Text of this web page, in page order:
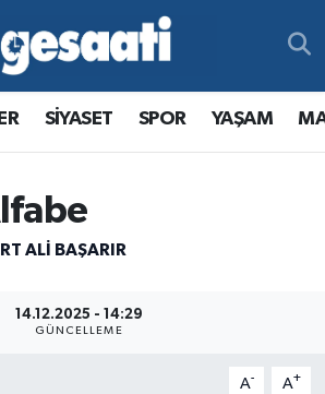
SİYASET SPOR YAŞAM
ALI BAŞARIR
14.12.2025 - 14:29
GÜNCELLEME
A- A+
Durumu ve Fikstür